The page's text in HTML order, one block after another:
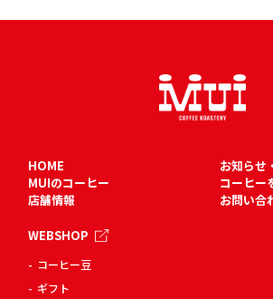
HOME
MUIのコーヒー
店舗情報
WEBSHOP
コーヒー豆
ギフト
お知らせ
コーヒー
お問い合